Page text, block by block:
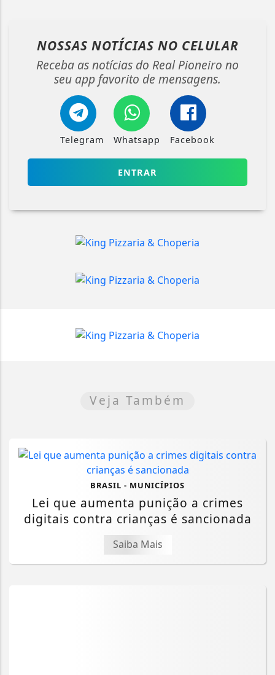
NOSSAS NOTÍCIAS NO CELULAR
Receba as notícias do Real Pioneiro no
seu app favorito de mensagens.
Telegram Whatsapp Facebook
ENTRAR
Veja Também
BRASIL - MUNICÍPIOS
Lei que aumenta punição a crimes
digitais contra crianças é sancionada
Saiba Mais